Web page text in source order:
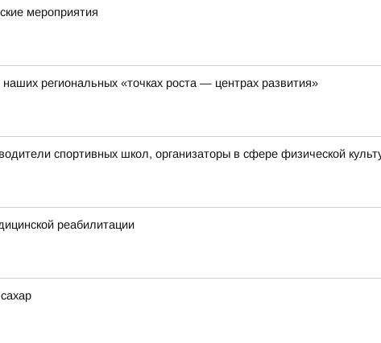
мероприятия
региональных «точках роста — центрах развития»
спортивных школ, организаторы в сфере физической
реабилитации